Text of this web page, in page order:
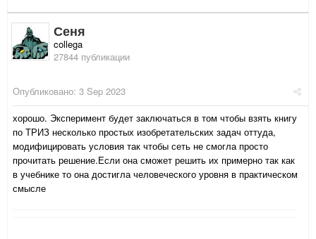
Сеня
collega
27844 публикации
Опубликовано: 3 Sep 2023
хорошо. Эксперимент будет заключаться в том чтобы взять книгу
по ТРИЗ несколько простых изобретательских задач оттуда,
модифицировать условия так чтобы сеть не смогла просто
прочитать решение.Если она сможет решить их примерно так как
в учебнике то она достигла человеческого уровня в практическом
смысле